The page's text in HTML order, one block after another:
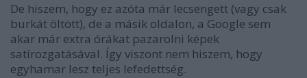
De hiszem, hogy ez azóta már lecsengett (vagy csak
burkát öltött), de a másik oldalon, a Google sem
akar már extra órákat pazarolni képek
satírozgatásával. Így viszont nem hiszem, hogy
egyhamar lesz teljes lefedettség.